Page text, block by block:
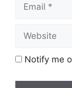
Notify me